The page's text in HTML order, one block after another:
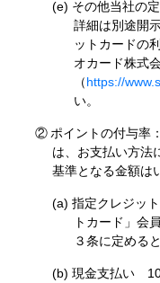
その他当社の
詳細は別途開
ットカードの
オカード株式
（https://
い。
② ポイントの付与率
は、お支払い方法
基準となる金額は
指定クレジッ
トカード」会
３条に定める
現金支払い